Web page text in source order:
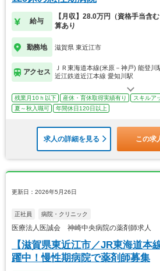
給与
【月収】28.0万円（資格手当含
算あり
勤務地 滋賀県 東近江市
アクセス
ＪＲ東海道本線(米原－神戸) 能登川
近江鉄道近江本線 愛知川駅
残業月10ｈ以下 産休・育休取得実績有り スキルア
夏～秋入職可
年間休日120日以上
求人の詳細を見る この求
更新日：2026年5月26日
正社員 病院・クリニック
医療法人医誠会 神崎中央病院の薬剤師求人
【滋賀県東近江市／JR東海道本
躍中！慢性期病院で薬剤師募集